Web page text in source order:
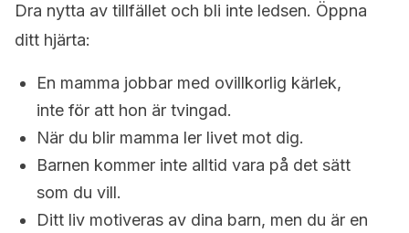
Dra nytta av tillfället och bli inte ledsen. Öppna
ditt hjärta:
En mamma jobbar med ovillkorlig kärlek,
inte för att hon är tvingad.
När du blir mamma ler livet mot dig.
Barnen kommer inte alltid vara på det sätt
som du vill.
Ditt liv motiveras av dina barn, men du är en